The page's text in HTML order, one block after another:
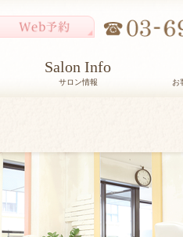
Salon Info
サロン情報 お